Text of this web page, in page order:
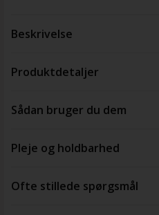
Beskrivelse
Produktdetaljer
Sådan bruger du dem
Pleje og holdbarhed
Ofte stillede spørgsmål